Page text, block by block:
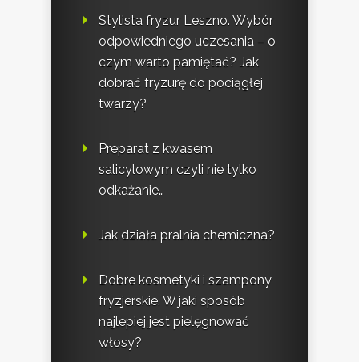
Stylista fryzur Leszno. Wybór
odpowiedniego uczesania – o
czym warto pamiętać? Jak
dobrać fryzurę do pociągłej
twarzy?
Preparat z kwasem
salicylowym czyli nie tylko
odkażanie…
Jak działa pralnia chemiczna?
Dobre kosmetyki i szampony
fryzjerskie. W jaki sposób
najlepiej jest pielęgnować
włosy?